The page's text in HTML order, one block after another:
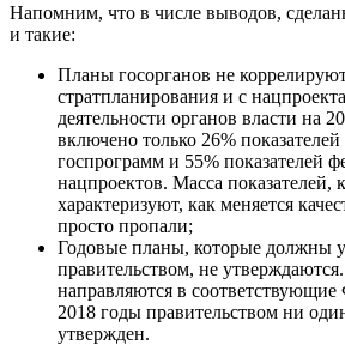
Напомним, что в числе выводов,
и такие:
Планы госорганов не
стратпланирования и с
деятельности органов власти на
включено только 26%
госпрограмм и 55% показателей
нацпроектов. Масса показателей,
характеризуют, как меняется
просто пропали;
Годовые планы, которые должны
правительством, не
направляются в
2018 годы правительством ни
утвержден.